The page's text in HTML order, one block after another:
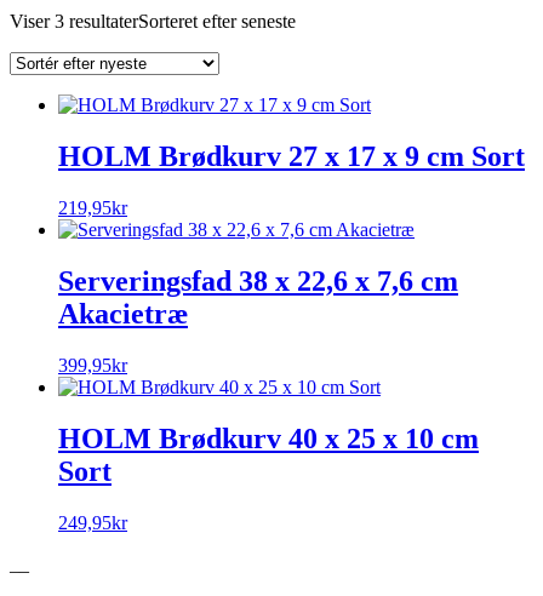
Viser 3 resultaterSorteret efter seneste
HOLM Brødkurv 27 x 17 x 9 cm Sort
219,95kr
Serveringsfad 38 x 22,6 x 7,6 cm
Akacietræ
399,95kr
HOLM Brødkurv 40 x 25 x 10 cm
Sort
249,95kr